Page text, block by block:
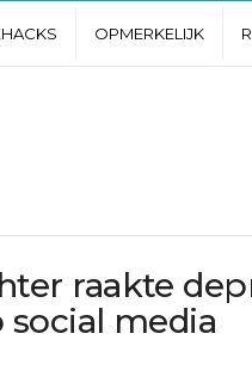
OPMERKELIJK
raakte
social media